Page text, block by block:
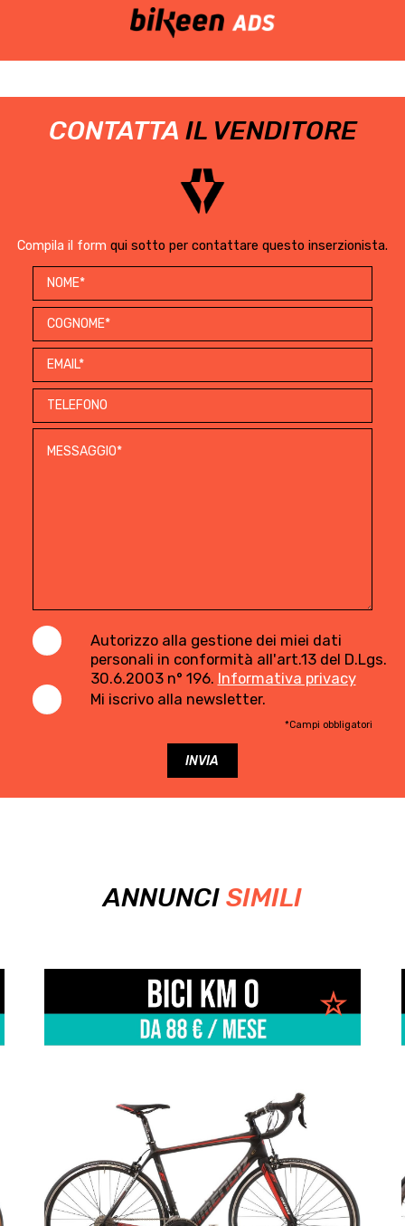
CONTATTA IL VENDITORE
Compila il form qui sotto per contattare questo inserzionista.
Autorizzo alla gestione dei miei dati
personali in conformità all'art.13 del D.Lgs.
30.6.2003 n° 196. Informativa privacy
Mi iscrivo alla newsletter.
*Campi obbligatori
ANNUNCI SIMILI